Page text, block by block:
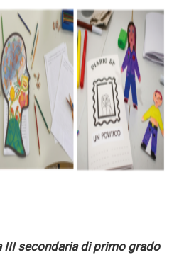
III secondaria di primo grado